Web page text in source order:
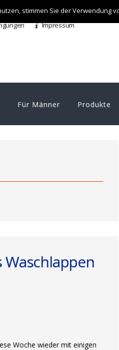
Impressum
Für Männer Produkte
Waschlappen
Woche wieder mit einigen
stimmen Sie der Verwendung